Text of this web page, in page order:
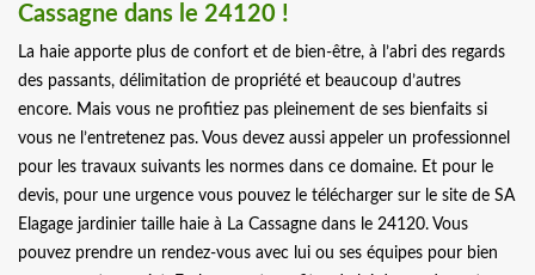
Cassagne dans le 24120 !
La haie apporte plus de confort et de bien-être, à l’abri des regards
des passants, délimitation de propriété et beaucoup d’autres
encore. Mais vous ne profitiez pas pleinement de ses bienfaits si
vous ne l’entretenez pas. Vous devez aussi appeler un professionnel
pour les travaux suivants les normes dans ce domaine. Et pour le
devis, pour une urgence vous pouvez le télécharger sur le site de SA
Elagage jardinier taille haie à La Cassagne dans le 24120. Vous
pouvez prendre un rendez-vous avec lui ou ses équipes pour bien